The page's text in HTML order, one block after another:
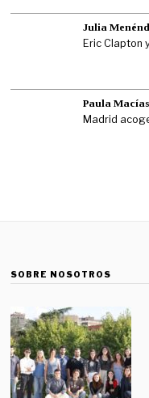
Julia
Eric Clapton
Paula Macías
Madrid
SOBRE NOSOTROS